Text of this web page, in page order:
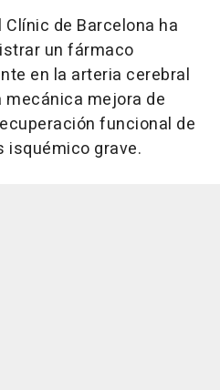
de Barcelona ha
un fármaco
en la arteria cerebral
mejora de
funcional de
isquémico grave.